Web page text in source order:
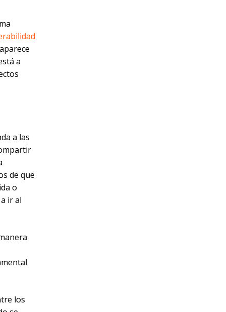
a
a las
de que
o
ir al
los